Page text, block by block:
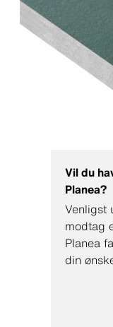
Vil du
Planea?
Venligst
modtag
Planea
din